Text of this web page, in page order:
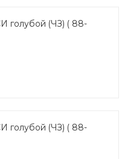
голубой (ЧЗ) ( 88-
голубой (ЧЗ) ( 88-